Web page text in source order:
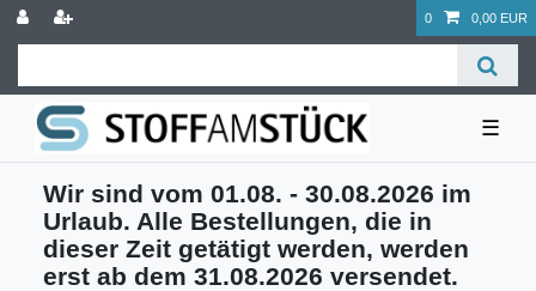
0 0,00 EUR
☰
Wir sind vom 01.08. - 30.08.2026 im
Urlaub. Alle Bestellungen, die in
dieser Zeit getätigt werden, werden
erst ab dem 31.08.2026 versendet.